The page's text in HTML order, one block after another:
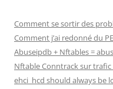
Comment se sortir des
Comment j’ai redonné du
Abuseipdb + Nftables =
Nftable Conntrack sur
ehci_hcd should always be